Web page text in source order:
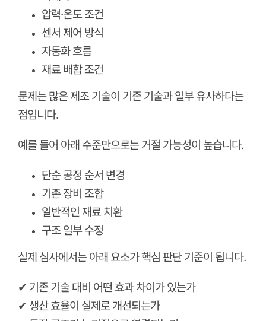
압력·온도 조건
센서 제어 방식
자동화 흐름
재료 배합 조건
문제는 많은 제조 기술이 기존 기술과 일부 유사하다는
점입니다.
예를 들어 아래 수준만으로는 거절 가능성이 높습니다.
단순 공정 순서 변경
기존 장비 조합
일반적인 재료 치환
구조 일부 수정
실제 심사에서는 아래 요소가 핵심 판단 기준이 됩니다.
✔ 기존 기술 대비 어떤 효과 차이가 있는가
✔ 생산 효율이 실제로 개선되는가